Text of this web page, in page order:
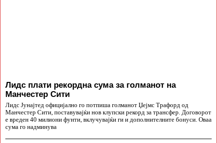
Лидс плати рекордна сума за голманот на
Манчестер Сити
Лидс Јунајтед официјално го потпиша голманот Џејмс Трафорд од
Манчестер Сити, поставувајќи нов клупски рекорд за трансфер. Договорот
е вреден 40 милиони фунти, вклучувајќи ги и дополнителните бонуси. Оваа
сума го надминува